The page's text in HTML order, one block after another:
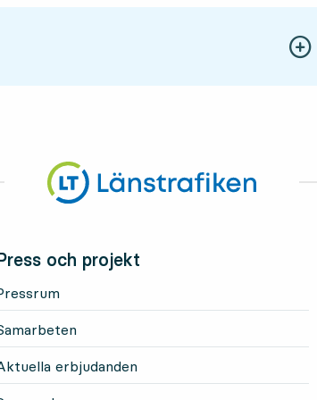
och projekt
erbjudanden